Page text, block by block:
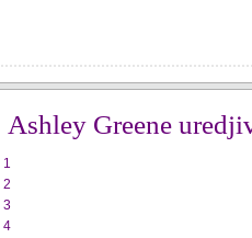
Ashley Greene
1
2
3
4